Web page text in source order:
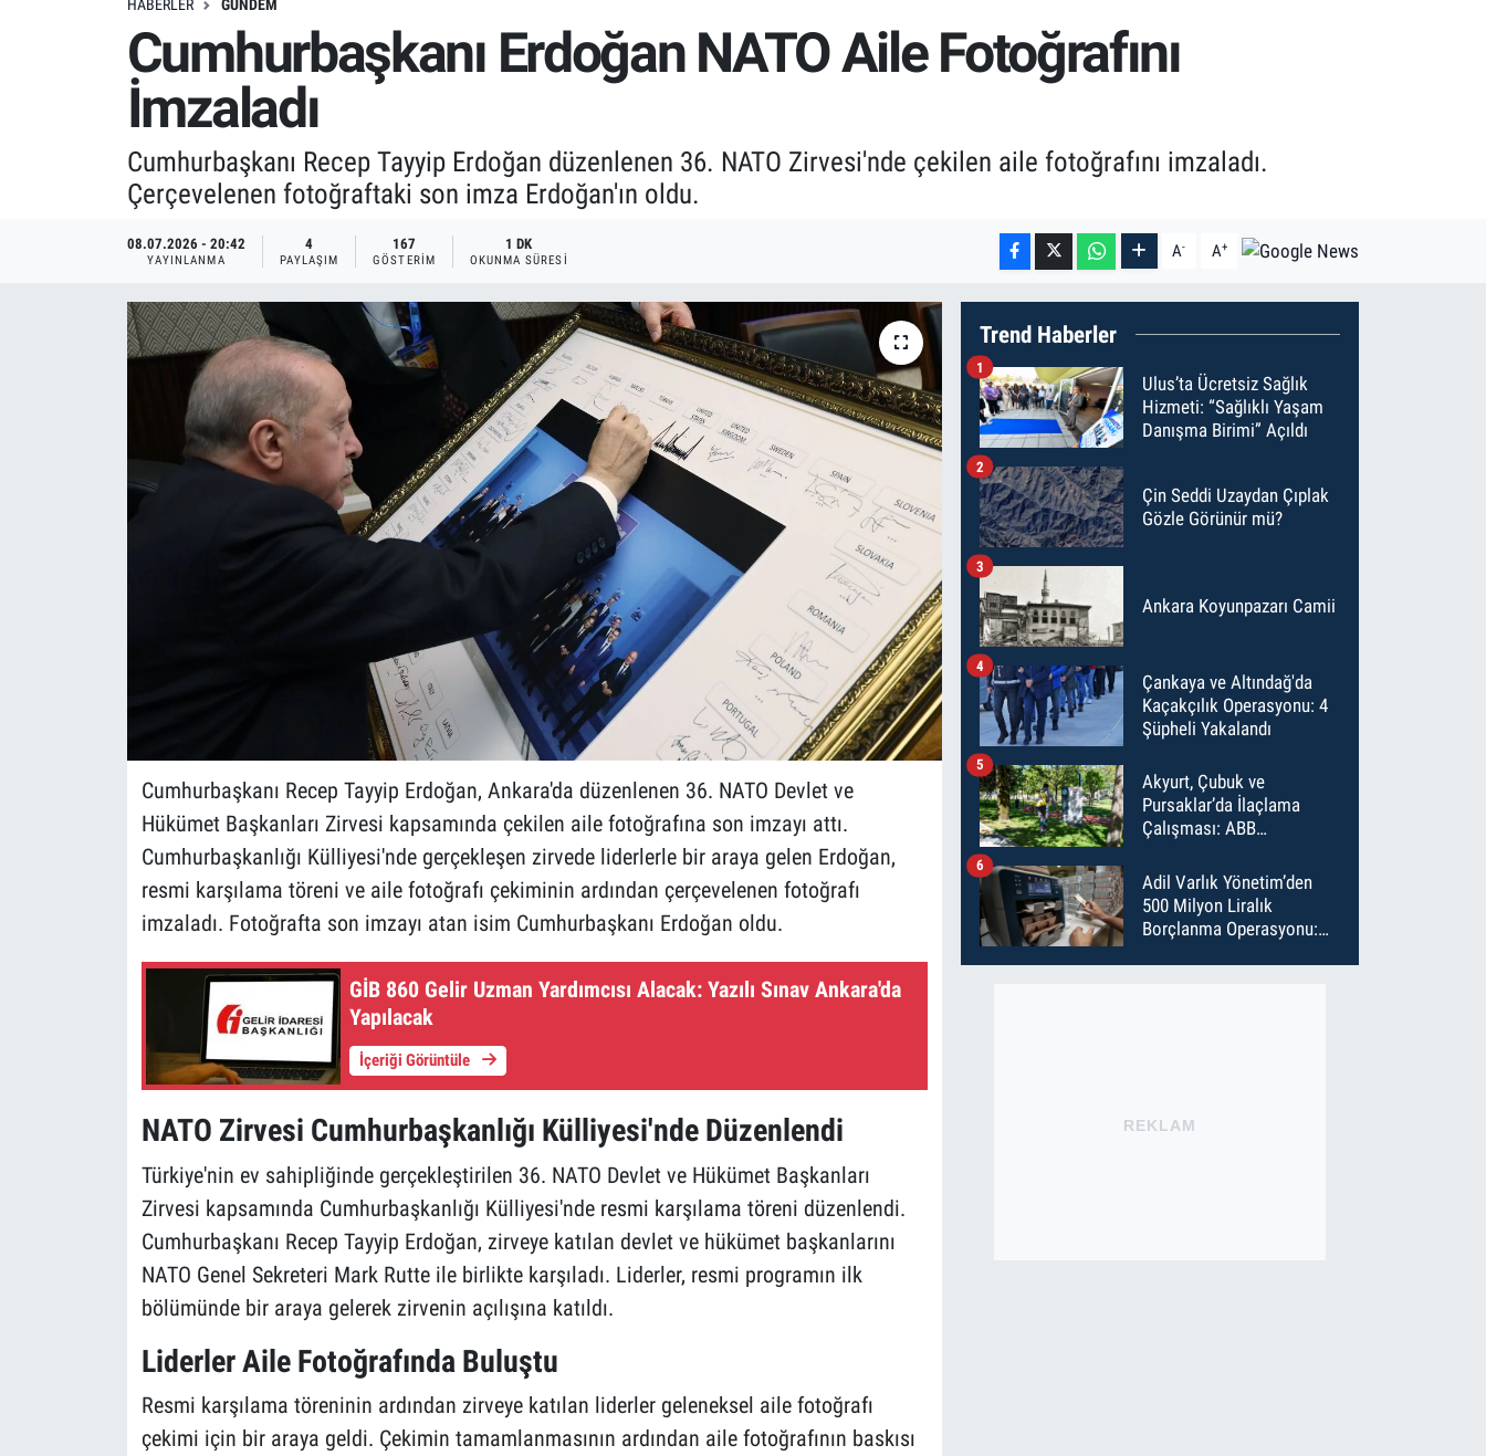
HABERLER GÜNDEM
Cumhurbaşkanı Erdoğan NATO Aile Fotoğrafını
İmzaladı
Cumhurbaşkanı Recep Tayyip Erdoğan düzenlenen 36. NATO Zirvesi'nde çekilen aile fotoğrafını imzaladı.
Çerçevelenen fotoğraftaki son imza Erdoğan'ın oldu.
08.07.2026 - 20:42
YAYINLANMA
4
PAYLAŞIM
167
GÖSTERIM
1 DK
OKUNMA SÜRESI A- A+
Cumhurbaşkanı Recep Tayyip Erdoğan, Ankara'da düzenlenen 36. NATO Devlet ve
Hükümet Başkanları Zirvesi kapsamında çekilen aile fotoğrafına son imzayı attı.
Cumhurbaşkanlığı Külliyesi'nde gerçekleşen zirvede liderlerle bir araya gelen Erdoğan,
resmi karşılama töreni ve aile fotoğrafı çekiminin ardından çerçevelenen fotoğrafı
imzaladı. Fotoğrafta son imzayı atan isim Cumhurbaşkanı Erdoğan oldu.
GİB 860 Gelir Uzman Yardımcısı Alacak: Yazılı Sınav Ankara'da
Yapılacak
İçeriği Görüntüle
NATO Zirvesi Cumhurbaşkanlığı Külliyesi'nde Düzenlendi
Türkiye'nin ev sahipliğinde gerçekleştirilen 36. NATO Devlet ve Hükümet Başkanları
Zirvesi kapsamında Cumhurbaşkanlığı Külliyesi'nde resmi karşılama töreni düzenlendi.
Cumhurbaşkanı Recep Tayyip Erdoğan, zirveye katılan devlet ve hükümet başkanlarını
NATO Genel Sekreteri Mark Rutte ile birlikte karşıladı. Liderler, resmi programın ilk
bölümünde bir araya gelerek zirvenin açılışına katıldı.
Liderler Aile Fotoğrafında Buluştu
Resmi karşılama töreninin ardından zirveye katılan liderler geleneksel aile fotoğrafı
çekimi için bir araya geldi. Çekimin tamamlanmasının ardından aile fotoğrafının baskısı
Trend Haberler
Ulus’ta Ücretsiz Sağlık
Hizmeti: “Sağlıklı Yaşam
Danışma Birimi” Açıldı
1
Çin Seddi Uzaydan Çıplak
Gözle Görünür mü?
2
Ankara Koyunpazarı Camii
3
Çankaya ve Altındağ'da
Kaçakçılık Operasyonu: 4
Şüpheli Yakalandı
4
Akyurt, Çubuk ve
Pursaklar’da İlaçlama
Çalışması: ABB
İlaçladı
5
Adil Varlık Yönetim’den
500 Milyon Liralık
Borçlanma Operasyonu:
6
REKLAM